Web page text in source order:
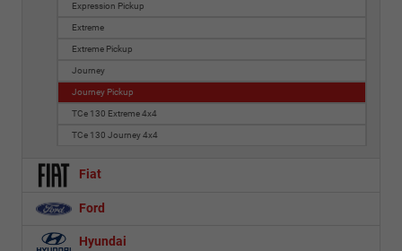
Expression Pickup
Extreme
Extreme Pickup
Journey
Journey Pickup
TCe 130 Extreme 4x4
TCe 130 Journey 4x4
Fiat
Ford
Hyundai